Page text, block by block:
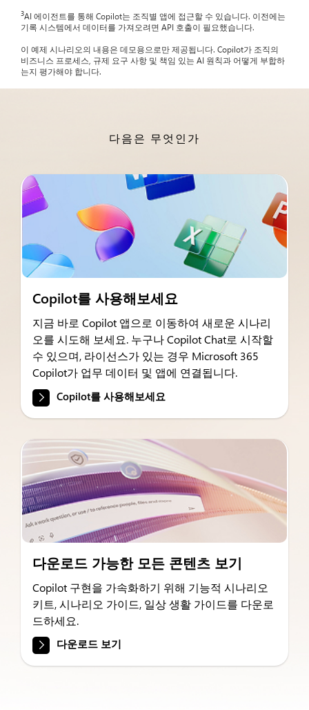
3AI 에이전트를 통해 Copilot는 조직별 앱에 접근할 수 있습니다. 이전에는
기록 시스템에서 데이터를 가져오려면 API 호출이 필요했습니다.
이 예제 시나리오의 내용은 데모용으로만 제공됩니다. Copilot가 조직의
비즈니스 프로세스, 규제 요구 사항 및 책임 있는 AI 원칙과 어떻게 부합하
는지 평가해야 합니다.
다음은 무엇인가
Copilot를 사용해보세요
지금 바로 Copilot 앱으로 이동하여 새로운 시나리
오를 시도해 보세요. 누구나 Copilot Chat로 시작할
수 있으며, 라이선스가 있는 경우 Microsoft 365
Copilot가 업무 데이터 및 앱에 연결됩니다.
Copilot를 사용해보세요
다운로드 가능한 모든 콘텐츠 보기
Copilot 구현을 가속화하기 위해 기능적 시나리오
키트, 시나리오 가이드, 일상 생활 가이드를 다운로
드하세요.
다운로드 보기